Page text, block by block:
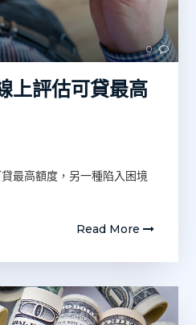
0
上評估可貸最高
最高額度，另一種陷入困境
Read More